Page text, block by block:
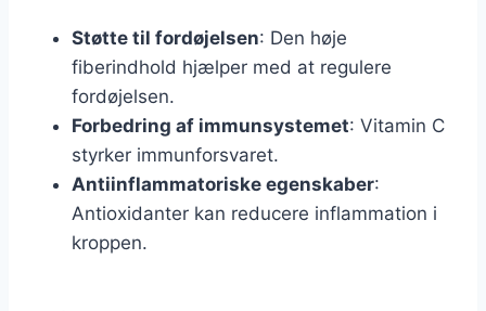
Støtte til fordøjelsen: Den høje
fiberindhold hjælper med at regulere
fordøjelsen.
Forbedring af immunsystemet: Vitamin C
styrker immunforsvaret.
Antiinflammatoriske egenskaber:
Antioxidanter kan reducere inflammation i
kroppen.